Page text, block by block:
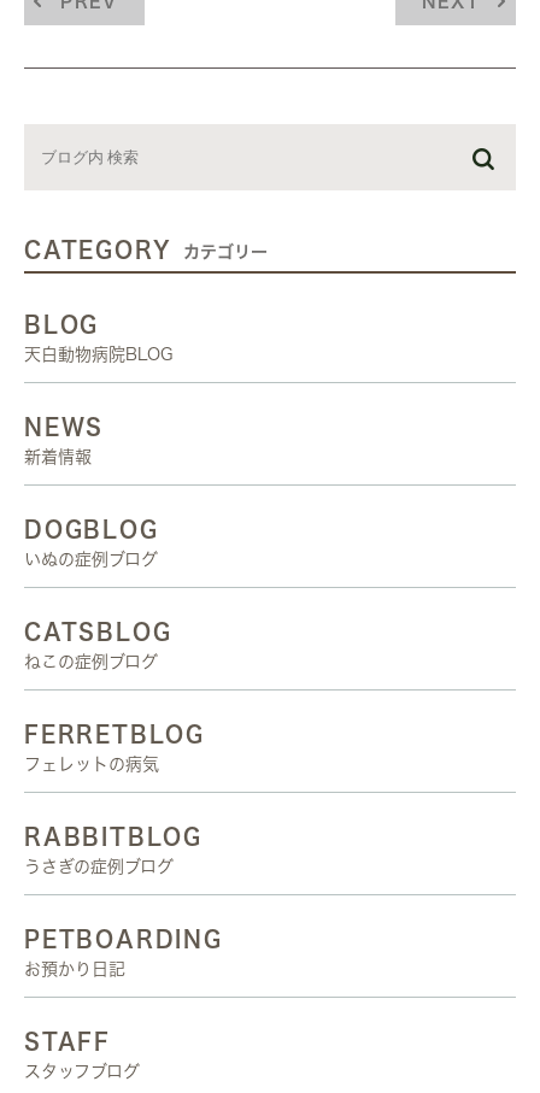
CATEGORY カテゴリー
BLOG
天白動物病院BLOG
NEWS
新着情報
DOGBLOG
いぬの症例ブログ
CATSBLOG
ねこの症例ブログ
FERRETBLOG
フェレットの病気
RABBITBLOG
うさぎの症例ブログ
PETBOARDING
お預かり日記
STAFF
スタッフブログ